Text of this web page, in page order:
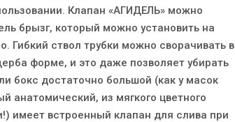
Клапан «АГИДЕЛЬ» можно
брызг, который можно установить на
Гибкий ствол трубки можно сворачивать в
форме, и это даже позволяет убирать
бокс достаточно большой (как у масок
анатомический, из мягкого цветного
имеет встроенный клапан для слива при